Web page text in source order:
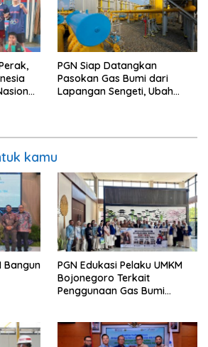
PGN Siap Datangkan
Pasokan Gas Bumi dari
Lapangan Sengeti, Ubah
kamu
Bangun
PGN Edukasi Pelaku UMKM
Bojonegoro Terkait
Penggunaan Gas Bumi